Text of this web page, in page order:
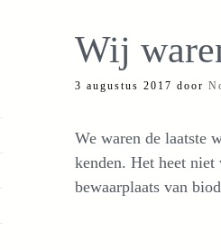
Wij
3 augustus 2017 door
We waren de laatste
kenden. Het heet
bewaarplaats van